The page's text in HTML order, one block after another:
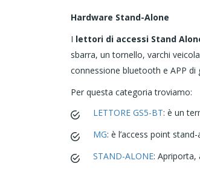
Hardware Stand-Alone
I lettori di accessi Stand
sbarra, un tornello, varchi
connessione bluetooth e APP
Per questa categoria troviamo:
LETTORE GS5-BT: è un
MG: è l’access point
STAND-ALONE: Apriporta,